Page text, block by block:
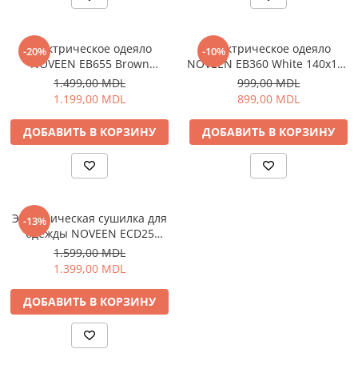
Электрические зубные щётки и
Электробритвы
Уход за домом
Аппараты и Роботы для Мытья
Паровые очистители
Портативные пылесосы
Уход за одеждой
Отпариватель для одежды
Детские Игрушки
Самокаты для детей
Музыкальные Инструменты
-20%
Электрическое одеяло
NOVEEN EB655 Brown
180x130 см
1.499,00 MDL
1.199,00 MDL
ДОБАВИТЬ В КОРЗИНУ
-10%
Электрическое одеяло
NOVEEN EB360 White 140x160
см
999,00 MDL
899,00 MDL
ДОБАВИТЬ В КОРЗИНУ
-13%
Электрическая сушилка для
одежды NOVEEN ECD25
90x53x35,5 см с функцией
таймера
1.599,00 MDL
1.399,00 MDL
ДОБАВИТЬ В КОРЗИНУ